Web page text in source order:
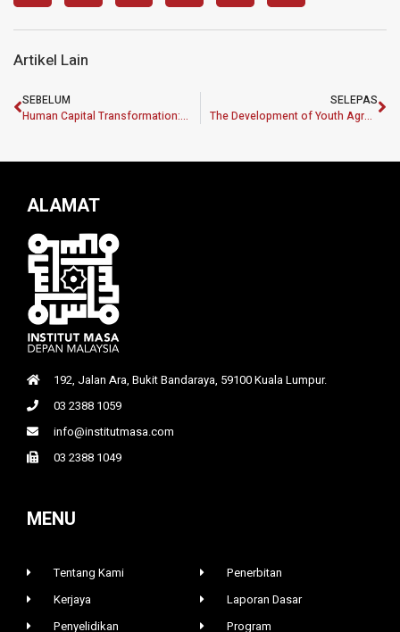
Artikel Lain
SEBELUM
Human Capital Transformation: Developing Talent Management Policy to Improve Kelantan State Employee Performance
SELEPAS
The Development of Youth Agropreneur Policy and Framework for Food Security, Sustainability and Poverty Reduction
ALAMAT
192, Jalan Ara, Bukit Bandaraya, 59100 Kuala Lumpur.
03 2388 1059
info@institutmasa.com
03 2388 1049
MENU
Tentang Kami
Kerjaya
Penyelidikan
Penerbitan
Laporan Dasar
Program